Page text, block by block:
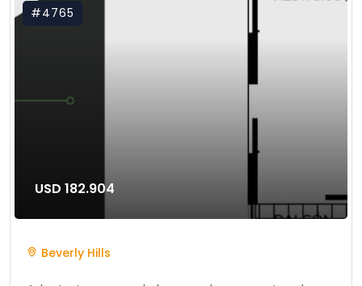
#4765
USD 182.904
Beverly Hills